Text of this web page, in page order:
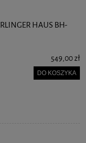
HAUS BH-
549,00 zł
DO KOSZYKA